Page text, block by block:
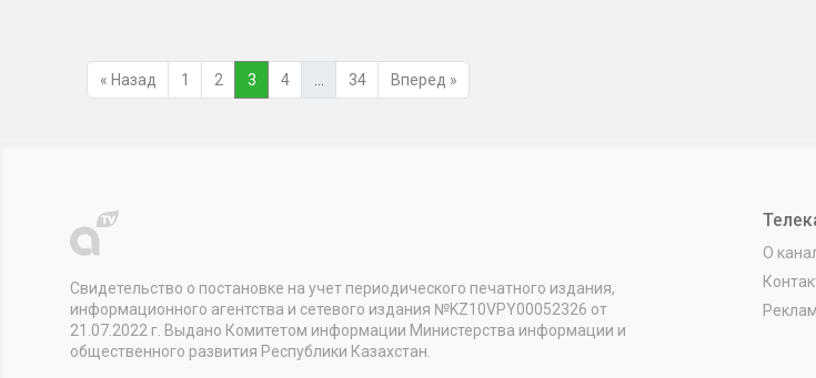
« Назад 1 2 3 4 34 Вперед »
Свидетельство о постановке на учет периодического печатного издания,
информационного агентства и сетевого издания №KZ10VPY00052326 от
21.07.2022 г. Выдано Комитетом информации Министерства информации и
общественного развития Республики Казахстан.
О